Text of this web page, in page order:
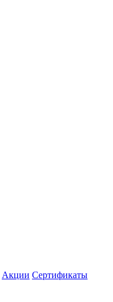
Акции Сертификаты